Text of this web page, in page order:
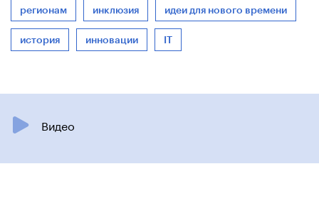
регионам инклюзия идеи для нового времени
история инновации IT
Видео